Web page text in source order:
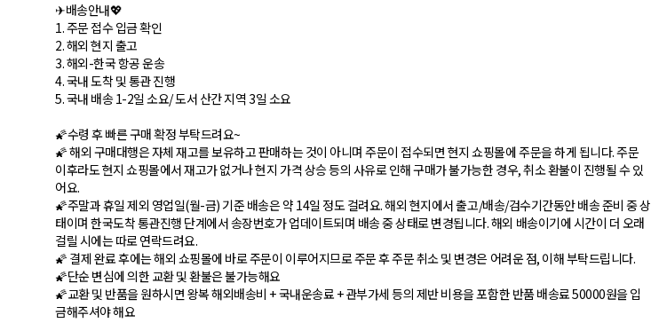
✈배송안내💖
1. 주문 접수 입금 확인
2. 해외 현지 출고
3. 해외-한국 항공 운송
4. 국내 도착 및 통관 진행
5. 국내 배송 1-2일 소요/ 도서 산간 지역 3일 소요
🌠수령 후 빠른 구매 확정 부탁드려요~
🌠 해외 구매대행은 자체 재고를 보유하고 판매하는 것이 아니며 주문이 접수되면 현지 쇼핑몰에 주문을 하게 됩니다. 주문
이후라도 현지 쇼핑몰에서 재고가 없거나 현지 가격 상승 등의 사유로 인해 구매가 불가능한 경우, 취소 환불이 진행될 수 있
어요.
🌠주말과 휴일 제외 영업일(월-금) 기준 배송은 약 14일 정도 걸려요. 해외 현지에서 출고/배송/검수기간동안 배송 준비 중 상
태이며 한국도착 통관진행 단계에서 송장번호가 업데이트되며 배송 중 상태로 변경됩니다. 해외 배송이기에 시간이 더 오래
걸릴 시에는 따로 연락드려요.
🌠 결제 완료 후에는 해외 쇼핑몰에 바로 주문이 이루어지므로 주문 후 주문 취소 및 변경은 어려운 점, 이해 부탁드립니다.
🌠단순 변심에 의한 교환 및 환불은 불가능해요
🌠교환 및 반품을 원하시면 왕복 해외배송비 + 국내운송료 + 관부가세 등의 제반 비용을 포함한 반품 배송료 50000원을 입
금해주셔야 해요